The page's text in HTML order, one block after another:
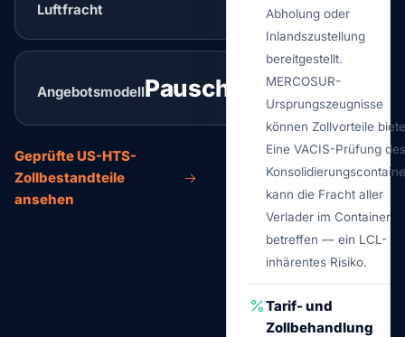
Luftfracht
AngebotsmodellPauschal
Geprüfte US-HTS-
Zollbestandteile
ansehen
Abholung oder
Inlandszustellung
bereitgestellt.
MERCOSUR-
Ursprungszeugnisse
können Zollvorteile
Eine VACIS-Prüfung des
kann die Fracht aller
Verlader im Container
betreffen — ein LCL-
inhärentes Risiko.
Tarif- und
Zollbehandlung